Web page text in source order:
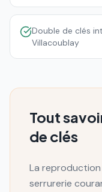
Double de clés
Villacoublay
Tout
de clés
La
serrurerie